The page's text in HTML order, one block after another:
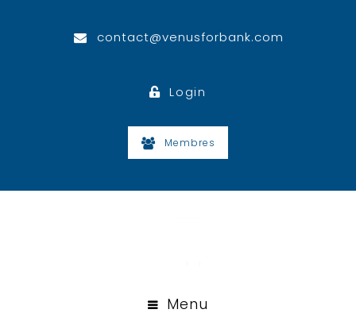
contact@venusforbank.com
Login
Membres
Menu